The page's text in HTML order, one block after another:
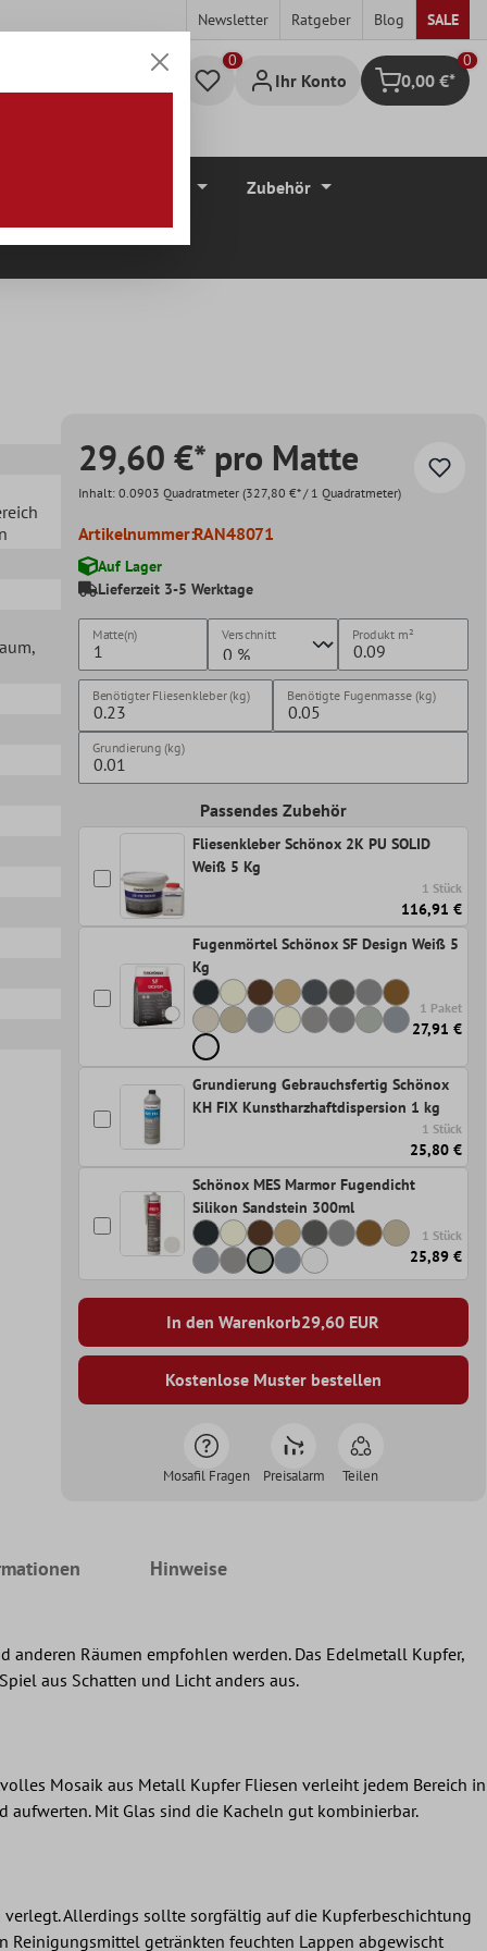
Newsletter Ratgeber Blog SALE
Ihr Konto Warenkorb
0
0,00 €*
Zubehör
,
29,60 €* pro Matte
Inhalt: 0.0903 Quadratmeter (327,80 €* / 1 Quadratmeter)
Artikelnummer:RAN48071
Auf Lager
Lieferzeit 3-5 Werktage
Matte(n) Verschnitt Produkt m²
Benötigter Fliesenkleber (kg) Benötigte Fugenmasse (kg)
Grundierung (kg)
Passendes Zubehör
Fliesenkleber Schönox 2K PU SOLID
Weiß 5 Kg
1 Stück
116,91 €
Fugenmörtel Schönox SF Design Weiß 5
Kg
1 Paket
27,91 €
Grundierung Gebrauchsfertig Schönox
KH FIX Kunstharzhaftdispersion 1 kg
1 Stück
25,80 €
Schönox MES Marmor Fugendicht
Silikon Sandstein 300ml
1 Stück
25,89 €
In den Warenkorb29,60 EUR
Kostenlose Muster bestellen
Mosafil Fragen Preisalarm Teilen
Hinweise
Räumen empfohlen werden. Das Edelmetall Kupfer,
aus Schatten und Licht anders aus.
Mosaik aus Metall Kupfer Fliesen verleiht jedem Bereich in
Mit Glas sind die Kacheln gut kombinierbar.
Allerdings sollte sorgfältig auf die Kupferbeschichtung
Reinigungsmittel getränkten feuchten Lappen abgewischt